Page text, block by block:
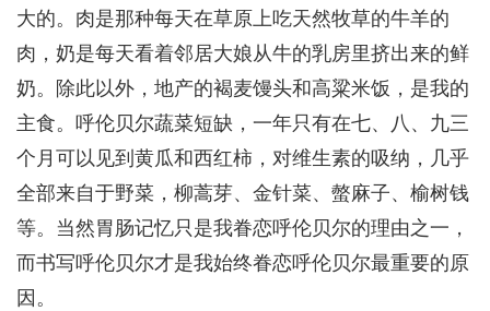
大的。肉是那种每天在草原上吃天然牧草的牛羊的
肉，奶是每天看着邻居大娘从牛的乳房里挤出来的鲜
奶。除此以外，地产的褐麦馒头和高粱米饭，是我的
主食。呼伦贝尔蔬菜短缺，一年只有在七、八、九三
个月可以见到黄瓜和西红柿，对维生素的吸纳，几乎
全部来自于野菜，柳蒿芽、金针菜、螫麻子、榆树钱
等。当然胃肠记忆只是我眷恋呼伦贝尔的理由之一，
而书写呼伦贝尔才是我始终眷恋呼伦贝尔最重要的原
因。